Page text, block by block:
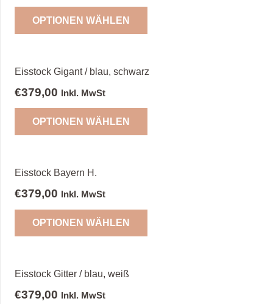
OPTIONEN WÄHLEN
Eisstock Gigant / blau, schwarz
€379,00 Inkl. MwSt
OPTIONEN WÄHLEN
Eisstock Bayern H.
€379,00 Inkl. MwSt
OPTIONEN WÄHLEN
Eisstock Gitter / blau, weiß
€379,00 Inkl. MwSt